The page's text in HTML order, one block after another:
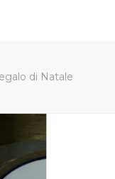
di Natale